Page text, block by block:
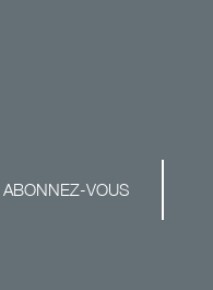
ABONNEZ-VOUS